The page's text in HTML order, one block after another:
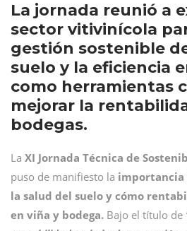
La jornada reunió a
sector vitivinícola
gestión sostenible
suelo y la eficiencia
como herramientas
mejorar la
bodegas.
La XI Jornada Técnica de
puso de manifiesto la importancia
la salud del suelo y cómo
en viña y bodega. Bajo el título de